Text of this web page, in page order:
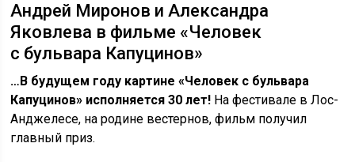
Андрей Миронов и Александра
Яковлева в фильме «Человек
с бульвара Капуцинов»
…В будущем году картине «Человек с бульвара
Капуцинов» исполняется 30 лет! На фестивале в Лос-
Анджелесе, на родине вестернов, фильм получил
главный приз.